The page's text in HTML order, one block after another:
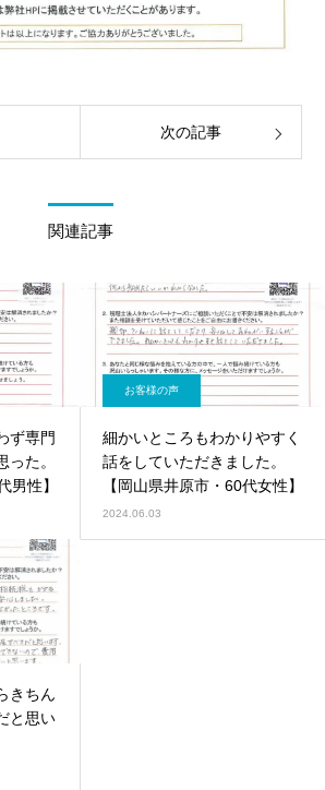
次の記事
関連記事
ず専門
た。
男性】
お客様の声
細かいところもわかりやすく
話をしていただきました。
【岡山県井原市・60代女性】
2024.06.03
きちん
と思い